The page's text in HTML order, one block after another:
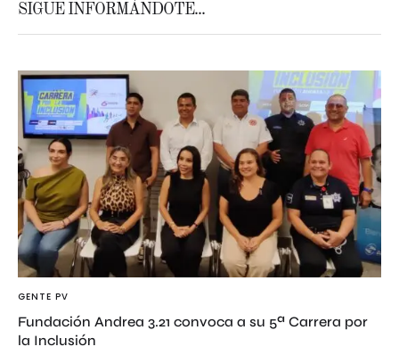
SIGUE INFORMÁNDOTE...
GENTE PV
Fundación Andrea 3.21 convoca a su 5ª Carrera por
la Inclusión